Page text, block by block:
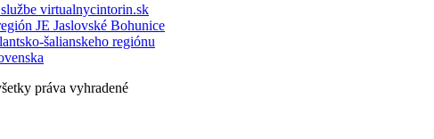
virtualnycintorin.sk
JE Jaslovské Bohunice
šalianskeho regiónu
práva vyhradené